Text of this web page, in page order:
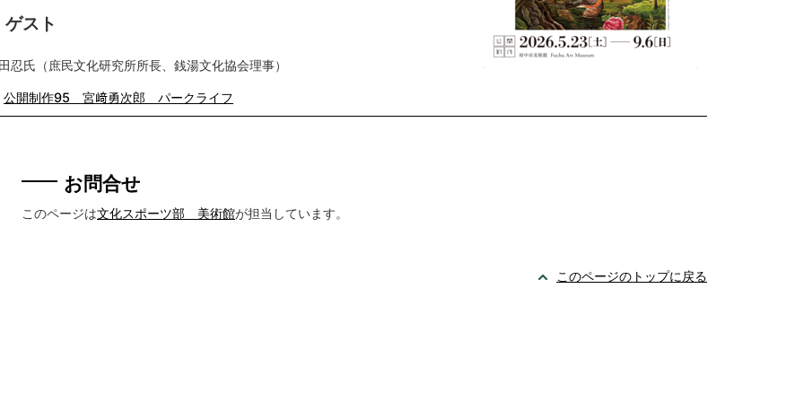
ゲスト
忍氏（庶民文化研究所所長、銭湯文化協会理事）
公開制作95 宮﨑勇次郎 パークライフ
お問合せ
このページは文化スポーツ部 美術館が担当しています。
このページのトップに戻る